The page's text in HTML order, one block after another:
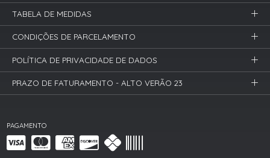
PAGAMENTO
TABELA DE MEDIDAS
CONDIÇÕES DE PARCELAMENTO
POLÍTICA DE PRIVACIDADE DE DADOS
PRAZO DE FATURAMENTO - ALTO VERÃO 23